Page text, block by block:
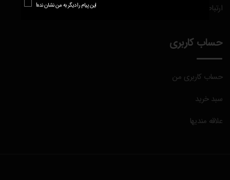
ارتباط باما
حساب کاربری
حساب کاربری من
سبد خرید
علاقه مندیها
این پیام را دیگر به من نشان نده!